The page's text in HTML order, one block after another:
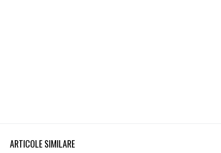
ARTICOLE SIMILARE